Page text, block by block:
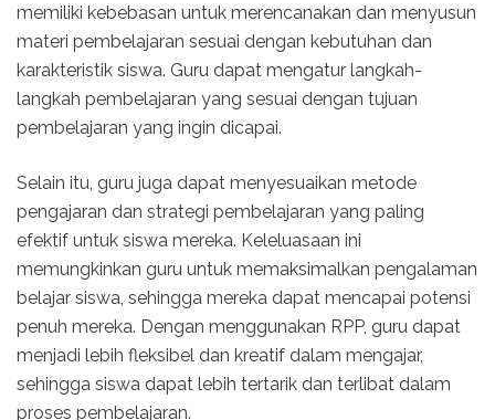
memiliki kebebasan untuk merencanakan dan menyusun
materi pembelajaran sesuai dengan kebutuhan dan
karakteristik siswa. Guru dapat mengatur langkah-
langkah pembelajaran yang sesuai dengan tujuan
pembelajaran yang ingin dicapai.
Selain itu, guru juga dapat menyesuaikan metode
pengajaran dan strategi pembelajaran yang paling
efektif untuk siswa mereka. Keleluasaan ini
memungkinkan guru untuk memaksimalkan pengalaman
belajar siswa, sehingga mereka dapat mencapai potensi
penuh mereka. Dengan menggunakan RPP, guru dapat
menjadi lebih fleksibel dan kreatif dalam mengajar,
sehingga siswa dapat lebih tertarik dan terlibat dalam
proses pembelajaran.